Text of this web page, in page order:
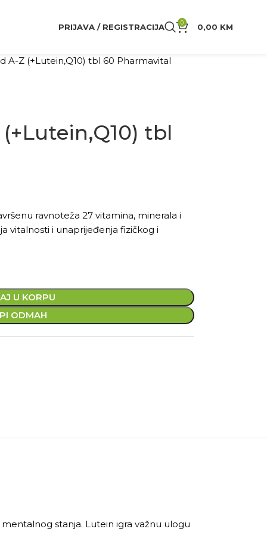
PRIJAVA / REGISTRACIJA 0 0,00 KM
A-Z (+Lutein,Q10) tbl 60 Pharmavital
tbl
ravnoteža 27 vitamina, minerala i
vitalnosti i unaprijeđenja fizičkog i
U KORPU
ODMAH
stanja. Lutein igra važnu ulogu